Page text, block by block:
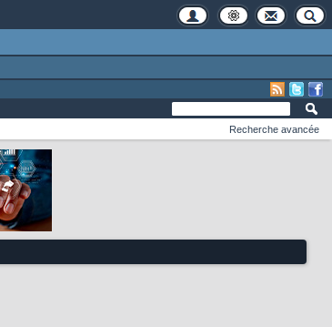
Recherche avancée